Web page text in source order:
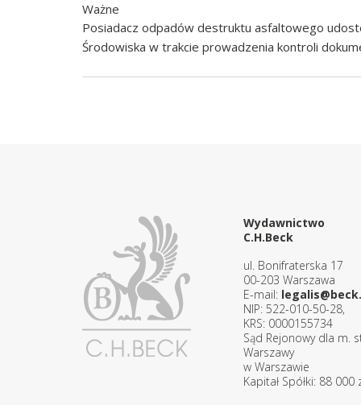
Ważne
Posiadacz odpadów destruktu asfaltowego
Środowiska w trakcie prowadzenia kontroli
Wydawnictwo
C.H.Beck
ul. Bonifraterska 17
00-203 Warszawa
E-mail:
NIP: 522-010-50-28,
KRS: 0000155734
Sąd Rejonowy dla m.
Warszawy
w Warszawie
Kapitał Spółki: 88 000